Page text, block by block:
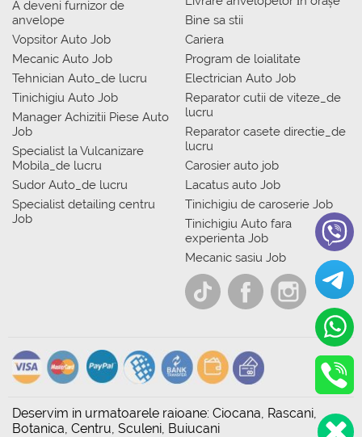
A deveni furnizor de
anvelope
Vopsitor Auto Job
Mecanic Auto Job
Tehnician Auto_de lucru
Tinichigiu Auto Job
Manager Achizitii Piese Auto
Job
Specialist la Vulcanizare
Mobila_de lucru
Sudor Auto_de lucru
Specialist detailing centru
Job
Bine sa stii
Cariera
Program de loialitate
Electrician Auto Job
Reparator cutii de viteze_de
lucru
Reparator casete directie_de
lucru
Carosier auto job
Lacatus auto Job
Tinichigiu de caroserie Job
Tinichigiu Auto fara
experienta Job
Mecanic sasiu Job
Deservim in urmatoarele raioane: Ciocana, Rascani,
Botanica, Centru, Sculeni, Buiucani